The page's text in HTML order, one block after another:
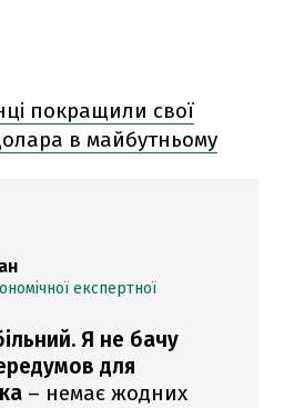
покращили свої
в майбутньому
експертної
Я не бачу
для
– немає жодних